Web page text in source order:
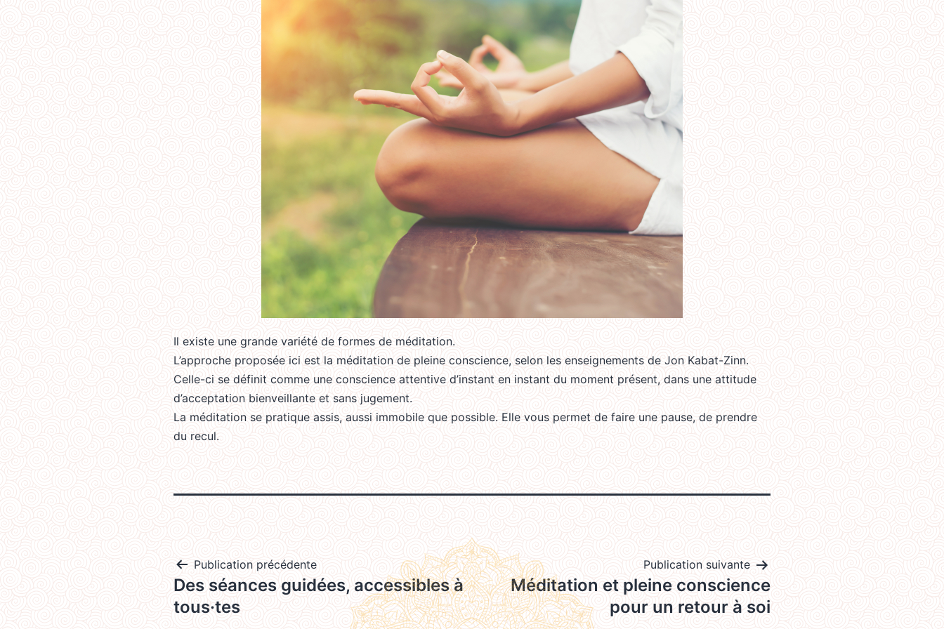
Il existe une grande variété de formes de méditation.
L’approche proposée ici est la méditation de pleine conscience, selon les enseignements de Jon Kabat-Zinn.
Celle-ci se définit comme une conscience attentive d’instant en instant du moment présent, dans une attitude
d’acceptation bienveillante et sans jugement.
La méditation se pratique assis, aussi immobile que possible. Elle vous permet de faire une pause, de prendre
du recul.
Navigation
de
l’article
Publication précédente
Des séances guidées, accessibles à
tous·tes
Publication suivante
Méditation et pleine conscience
pour un retour à soi